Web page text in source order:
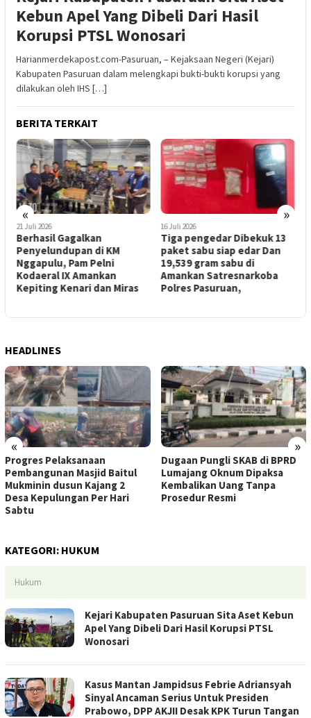
Kebun Apel Yang Dibeli Dari Hasil
Korupsi PTSL Wonosari
Harianmerdekapost.com-Pasuruan, – Kejaksaan Negeri (Kejari)
Kabupaten Pasuruan dalam melengkapi bukti-bukti korupsi yang
dilakukan oleh IHS […]
BERITA TERKAIT
« »
21 Juli 2026
Berhasil Gagalkan
Penyelundupan di KM
Nggapulu, Pam Pelni
Kodaeral IX Amankan
Kepiting Kenari dan Miras
16 Juli 2026
Tiga pengedar Dibekuk 13
paket sabu siap edar Dan
19,539 gram sabu di
Amankan Satresnarkoba
Polres Pasuruan,
HEADLINES
« »
Progres Pelaksanaan
Pembangunan Masjid Baitul
Mukminin dusun Kajang 2
Desa Kepulungan Per Hari
Sabtu
Dugaan Pungli SKAB di BPRD
Lumajang Oknum Dipaksa
Kembalikan Uang Tanpa
Prosedur Resmi
KATEGORI: HUKUM
Hukum
Kejari Kabupaten Pasuruan Sita Aset Kebun
Apel Yang Dibeli Dari Hasil Korupsi PTSL
Wonosari
Kasus Mantan Jampidsus Febrie Adriansyah
Sinyal Ancaman Serius Untuk Presiden
Prabowo, DPP AKJII Desak KPK Turun Tangan